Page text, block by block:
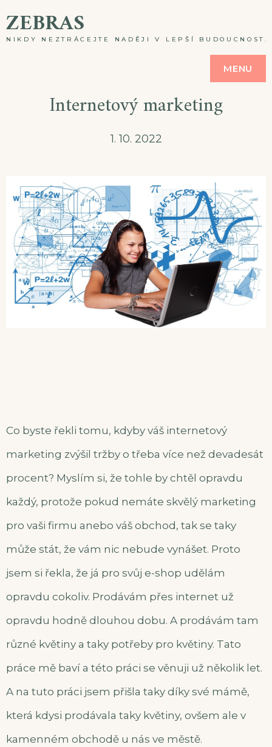
toZEBRAS
NIKDY NEZTRÁCEJTE NADĚJI V LEPŠÍ
MENU
Internetový marketing
1. 10. 2022
Co byste řekli tomu, kdyby váš internetový
marketing zvýšil tržby o třeba více než devadesát
procent? Myslím si, že tohle by chtěl opravdu
každý, protože pokud nemáte skvělý marketing
pro vaši firmu anebo váš obchod, tak se taky
může stát, že vám nic nebude vynášet. Proto
jsem si řekla, že já pro svůj e-shop udělám
opravdu cokoliv. Prodávám přes internet už
opravdu hodně dlouhou dobu. A prodávám tam
různé květiny a taky potřeby pro květiny. Tato
práce mě baví a této práci se věnuji už několik let.
A na tuto práci jsem přišla taky díky své mámě,
která kdysi prodávala taky květiny, ovšem ale v
kamenném obchodě u nás ve městě.